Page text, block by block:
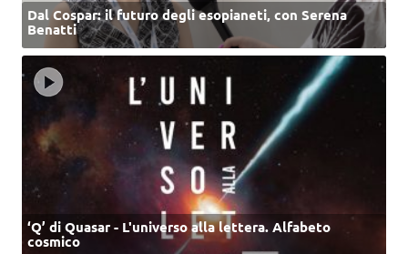
Dal Cospar: il futuro degli esopianeti, con Serena
Benatti
‘Q’ di Quasar - L'universo alla lettera. Alfabeto
cosmico